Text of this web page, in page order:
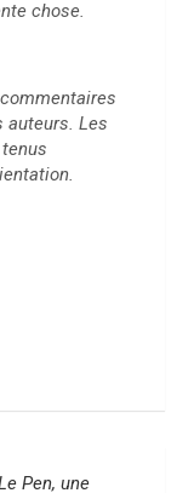
chose.
auteurs. Les
Pen, une